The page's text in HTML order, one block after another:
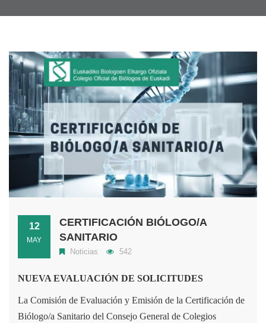
12
MAY
CERTIFICACIÓN BIÓLOGO/A
SANITARIO
Noticias 542
NUEVA EVALUACIÓN DE SOLICITUDES
La Comisión de Evaluación y Emisión de la Certificación de
Biólogo/a Sanitario del Consejo General de Colegios